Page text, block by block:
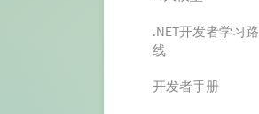
.NET开发者学习路
线
开发者手册